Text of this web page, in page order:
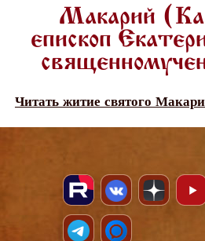
Макарий
епископ
Читать житие святого